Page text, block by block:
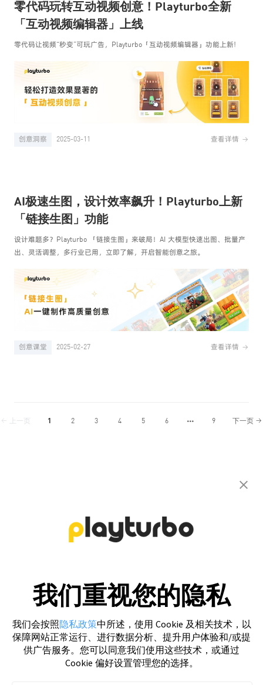
零代码玩转互动视频创意！Playturbo全新
「互动视频编辑器」上线
零代码让视频“秒变”可玩广告，Playturbo「互动视频编辑器」功能上新!
创意洞察 2025-03-11 查看详情
AI极速生图，设计效率飙升！Playturbo上新
「链接生图」功能
设计难题多？Playturbo 「链接生图」来破局！AI 大模型快速出图、批量产
出、灵活调整，多行业已用，立即了解，开启智能创意之旅。
创意课堂 2025-02-27 查看详情
上一页 1 2 3 4 5 6 9 下一页
联系我们，获取您的专属定制方案
Playturbo 创意自动化制作平台可帮助广告主实现多种广告素材自
我们重视您的隐私
我们会按照隐私政策中所述，使用 Cookie 及相关技术，以
保障网站正常运行、进行数据分析、提升用户体验和/或提
供广告服务。您可以同意我们使用这些技术，或通过
Cookie 偏好设置管理您的选择。